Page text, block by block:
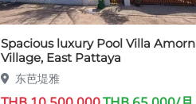
Spacious luxury Pool Villa Amorn
Village, East Pattaya
东芭堤雅